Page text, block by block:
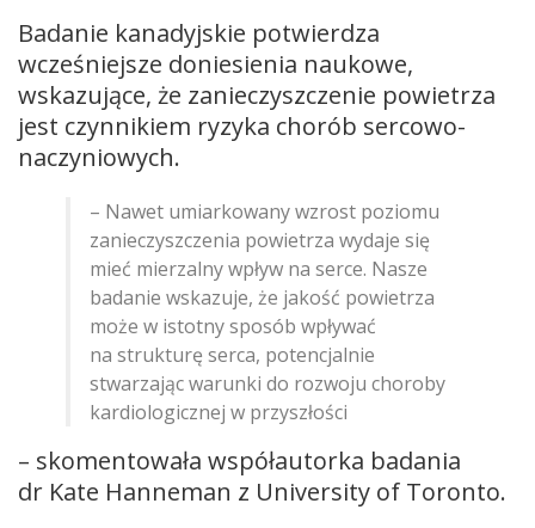
Badanie kanadyjskie potwierdza
wcześniejsze doniesienia naukowe,
wskazujące, że zanieczyszczenie powietrza
jest czynnikiem ryzyka chorób sercowo-
naczyniowych.
– Nawet umiarkowany wzrost poziomu
zanieczyszczenia powietrza wydaje się
mieć mierzalny wpływ na serce. Nasze
badanie wskazuje, że jakość powietrza
może w istotny sposób wpływać
na strukturę serca, potencjalnie
stwarzając warunki do rozwoju choroby
kardiologicznej w przyszłości
– skomentowała współautorka badania
dr Kate Hanneman z University of Toronto.